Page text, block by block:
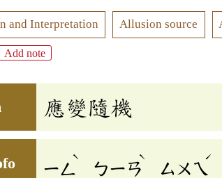
and Interpretation Allusion source
Add note
應變隨機
ㄧㄥ
ˋ
ㄅㄧㄢ
ˋ
ㄙㄨㄟ
ˊ